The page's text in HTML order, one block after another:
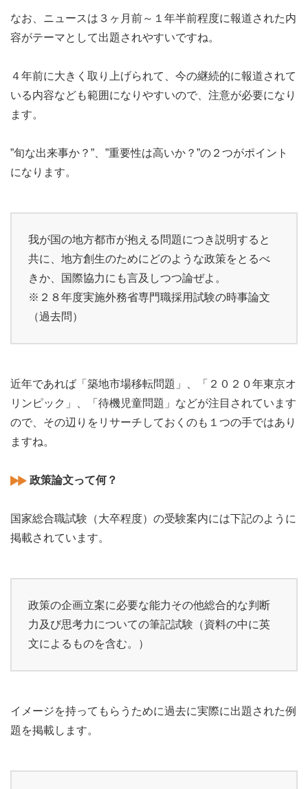
なお、ニュースは３ヶ月前～１年半前程度に報道された内
容がテーマとして出題されやすいですね。
４年前に大きく取り上げられて、今の継続的に報道されて
いる内容なども範囲になりやすいので、注意が必要になり
ます。
”旬な出来事か？”、”重要性は高いか？”の２つがポイント
になります。
我が国の地方都市が抱える問題につき説明すると
共に、地方創生のためにどのような政策をとるべ
きか、国際協力にも言及しつつ論ぜよ。
※２８年度実施外務省専門職採用試験の時事論文
（過去問）
近年であれば「築地市場移転問題」、「２０２０年東京オ
リンピック」、「待機児童問題」などが注目されています
ので、その辺りをリサーチしておくのも１つの手ではあり
ますね。
政策論文って何？
国家総合職試験（大卒程度）の受験案内には下記のように
掲載されています。
政策の企画立案に必要な能力その他総合的な判断
力及び思考力についての筆記試験（資料の中に英
文によるものを含む。）
イメージを持ってもらうために過去に実際に出題された例
題を掲載します。